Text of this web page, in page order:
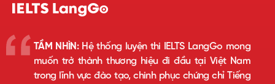
TẦM NHÌN:Hệ thống luyện thi IELTS LangGo mong
muốn trở thành thương hiệu đi đầu tại Việt Nam
trong lĩnh vực đào tạo, chinh phục chứng chỉ Tiếng